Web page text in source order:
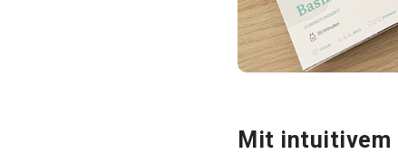
Mit intuitivem